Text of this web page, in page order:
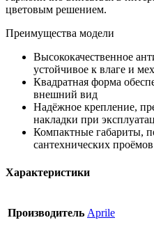
цветовым решением.
Преимущества модели
Высококачественное
устойчивое к влаге и
Квадратная форма
внешний вид
Надёжное крепление,
накладки при
Компактные габариты,
сантехнических проёмов
Характеристики
Производитель Aprile